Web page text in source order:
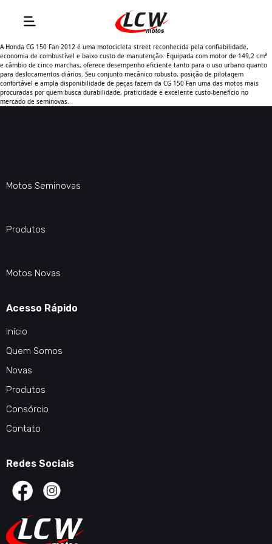
A Honda CG 150 Fan 2012 é uma motocicleta street reconhecida pela confiabilidade,
economia de combustível e baixo custo de manutenção. Equipada com motor de 149,2 cm³
e câmbio de cinco marchas, oferece desempenho eficiente tanto para o uso urbano quanto
para deslocamentos diários. Seu conjunto mecânico robusto, posição de pilotagem
confortável e ampla disponibilidade de peças fazem da CG 150 Fan uma das motos mais
procuradas por quem busca durabilidade, praticidade e excelente custo-benefício no
mercado de seminovas.
Motos Seminovas
Produtos
Motos Novas
Acesso Rápido
Início
Quem Somos
Novas
Produtos
Consórcio
Contato
Redes Sociais